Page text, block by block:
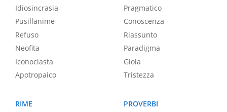
Idiosincrasia
Pusillanime
Refuso
Neofita
Iconoclasta
Apotropaico
Pragmatico
Conoscenza
Riassunto
Paradigma
Gioia
Tristezza
RIME
PROVERBI